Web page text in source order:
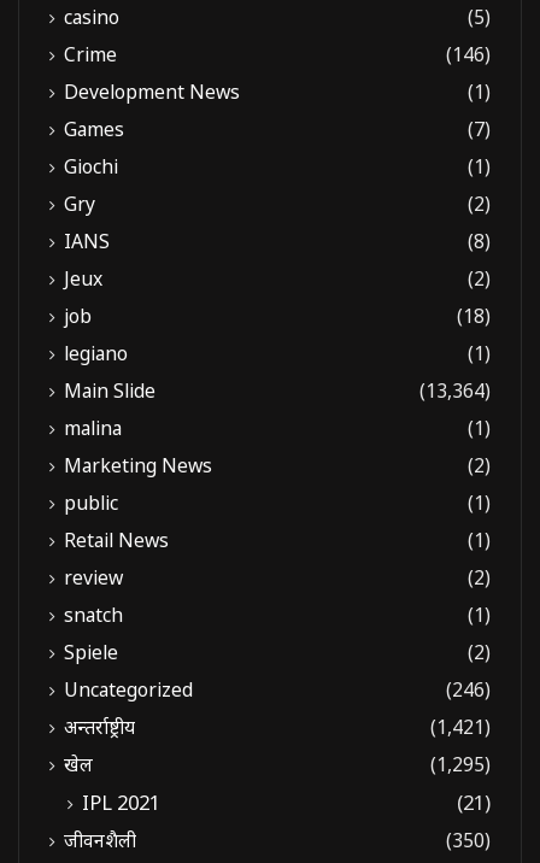
casino
(5)
Crime
(146)
Development News
(1)
Games
(7)
Giochi
(1)
Gry
(2)
IANS
(8)
Jeux
(2)
job
(18)
legiano
(1)
Main Slide
(13,364)
malina
(1)
Marketing News
(2)
public
(1)
Retail News
(1)
review
(2)
snatch
(1)
Spiele
(2)
Uncategorized
(246)
अन्तर्राष्ट्रीय
(1,421)
खेल
(1,295)
IPL 2021 (21)
जीवनशैली
(350)